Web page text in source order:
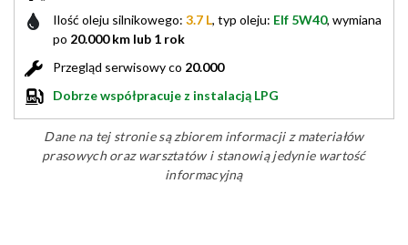
Ilość oleju silnikowego: 3.7 L, typ oleju: Elf 5W40, wymiana
po 20.000 km lub 1 rok
Przegląd serwisowy co 20.000
Dobrze współpracuje z instalacją LPG
Dane na tej stronie są zbiorem informacji z materiałów
prasowych oraz warsztatów i stanowią jedynie wartość
informacyjną